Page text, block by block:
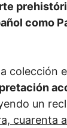
como
colección
un
cuarenta